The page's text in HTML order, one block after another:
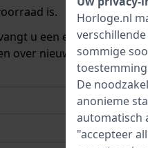
is.
u een e-mail zodra
over nieuwe voorraad.
Horloge.nl
sommige
De
anonieme
automatisch
"accepteer